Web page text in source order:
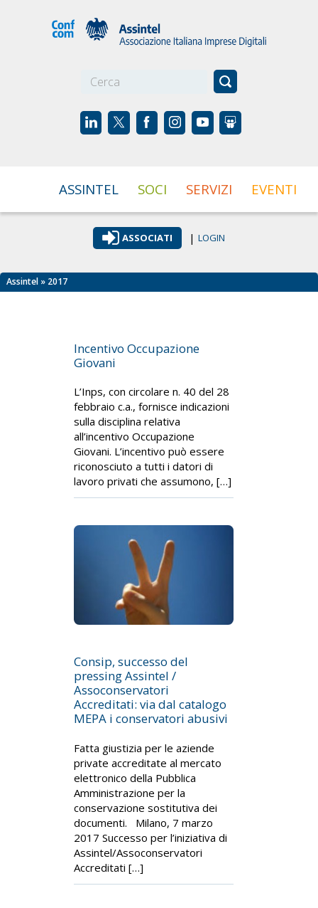
ASSINTEL SOCI SERVIZI EVENTI
ASSOCIATI | LOGIN
Assintel » 2017
Incentivo Occupazione
Giovani
L’Inps, con circolare n. 40 del 28
febbraio c.a., fornisce indicazioni
sulla disciplina relativa
all’incentivo Occupazione
Giovani. L’incentivo può essere
riconosciuto a tutti i datori di
lavoro privati che assumono, […]
Consip, successo del
pressing Assintel /
Assoconservatori
Accreditati: via dal catalogo
MEPA i conservatori abusivi
Fatta giustizia per le aziende
private accreditate al mercato
elettronico della Pubblica
Amministrazione per la
conservazione sostitutiva dei
documenti. Milano, 7 marzo
2017 Successo per l’iniziativa di
Assintel/Assoconservatori
Accreditati […]